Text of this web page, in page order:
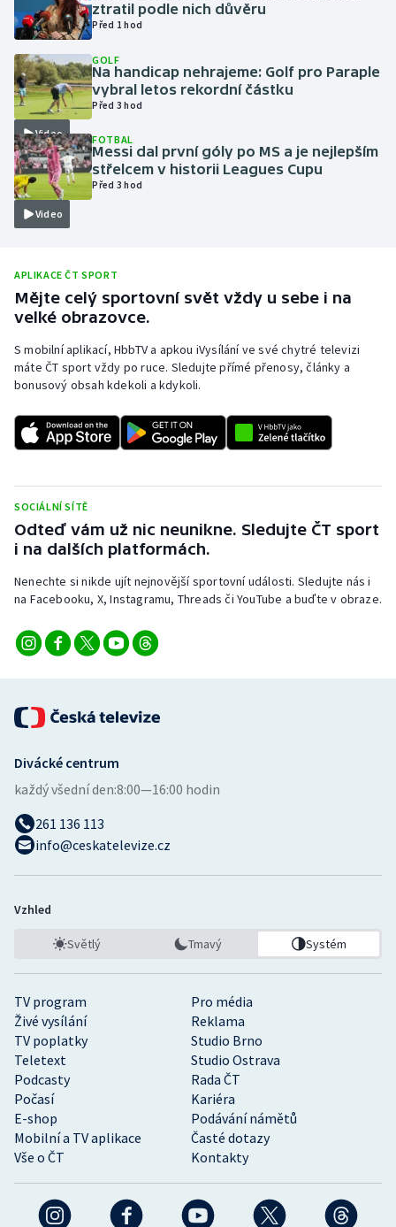
Motorsport
Olympijské hry
Parasport
Plavání
Plážový volejbal
Rychlobruslení
Rychlostní kanoistika
Short track
Stolní tenis
Triatlon
Veslování
Vodní slalom
Ostatní
ztratil podle nich důvěru
Před 1 hod
Video
GOLF
Na handicap nehrajeme: Golf pro Paraple
vybral letos rekordní částku
Před 3 hod
Video
FOTBAL
Messi dal první góly po MS a je nejlepším
střelcem v historii Leagues Cupu
Před 3 hod
APLIKACE ČT SPORT
Mějte celý sportovní svět vždy u sebe i na
velké obrazovce.
S mobilní aplikací, HbbTV a apkou iVysílání ve své chytré televizi
máte ČT sport vždy po ruce. Sledujte přímé přenosy, články a
bonusový obsah kdekoli a kdykoli.
SOCIÁLNÍ SÍTĚ
Odteď vám už nic neunikne. Sledujte ČT sport
i na dalších platformách.
Nenechte si nikde ujít nejnovější sportovní události. Sledujte nás i
na Facebooku, X, Instagramu, Threads či YouTube a buďte v obraze.
TV program
Pro média
Živé vysílání
Reklama
TV poplatky
Studio Brno
Teletext
Studio Ostrava
Podcasty
Rada ČT
Počasí
Kariéra
E-shop
Podávání námětů
Mobilní a TV aplikace
Časté dotazy
Vše o ČT
Kontakty
Divácké centrum
každý všední den:8:00—16:00 hodin
261 136 113
info@ceskatelevize.cz
Vzhled
Světlý Tmavý Systém